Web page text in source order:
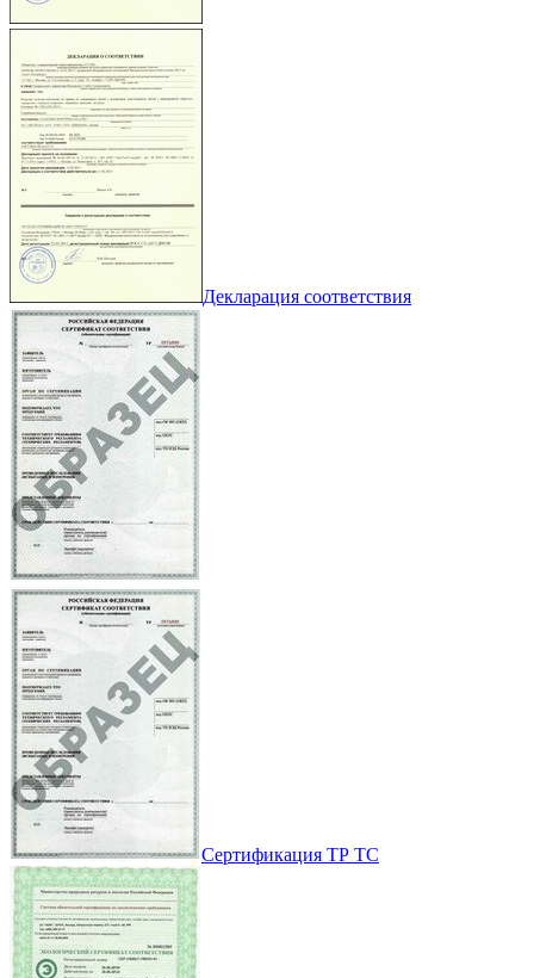
Декларация соответствия
Сертификация ТР ТС